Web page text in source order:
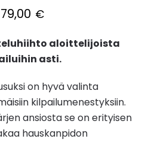
€
aloittelijoista
asti.
on hyvä valinta
kilpailumenestyksiin.
ansiosta se on erityisen
hauskanpidon